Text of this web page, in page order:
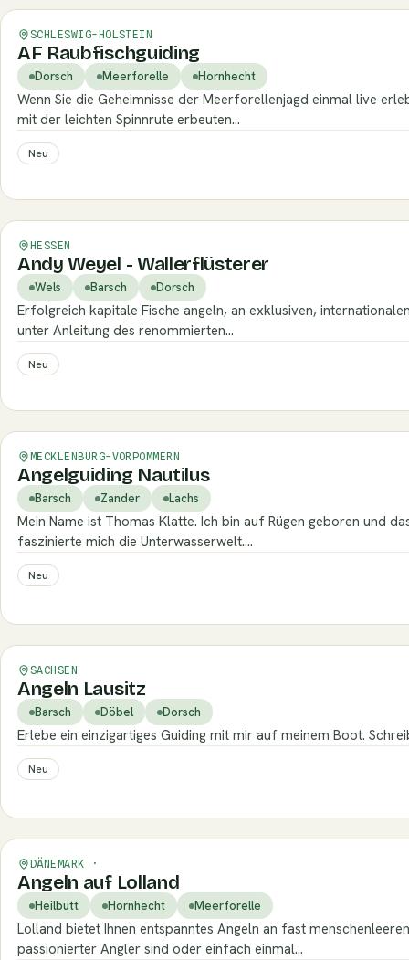
SCHLESWIG-HOLSTEIN
AF Raubfischguiding
Dorsch Meerforelle Hornhecht
Wenn Sie die Geheimnisse der Meerforellenjagd einmal live
mit der leichten Spinnrute erbeuten…
Neu
HESSEN
Andy Weyel - Wallerflüsterer
Wels Barsch Dorsch
Erfolgreich kapitale Fische angeln, an exklusiven,
unter Anleitung des renommierten…
Neu
MECKLENBURG-VORPOMMERN
Angelguiding Nautilus
Barsch Zander Lachs
Mein Name ist Thomas Klatte. Ich bin auf Rügen geboren und
faszinierte mich die Unterwasserwelt.…
Neu
SACHSEN
Angeln Lausitz
Barsch Döbel Dorsch
Erlebe ein einzigartiges Guiding mit mir auf meinem Boot.
Neu
DÄNEMARK ·
Angeln auf Lolland
Heilbutt Hornhecht Meerforelle
Lolland bietet Ihnen entspanntes Angeln an fast
passionierter Angler sind oder einfach einmal…